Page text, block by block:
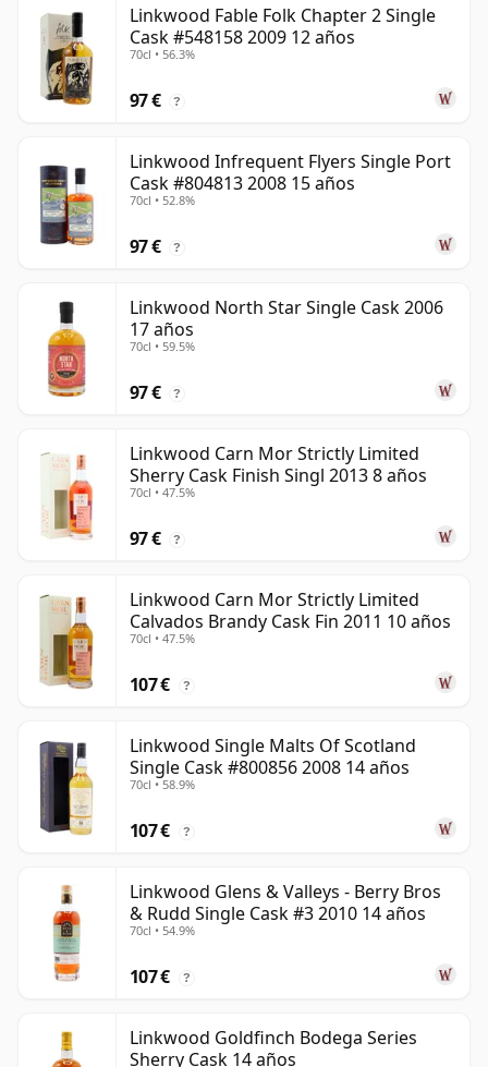
Linkwood Fable Folk Chapter 2 Single
Cask #548158 2009 12 años
70cl • 56.3%
97 € ?
Linkwood Infrequent Flyers Single Port
Cask #804813 2008 15 años
70cl • 52.8%
97 € ?
Linkwood North Star Single Cask 2006
17 años
70cl • 59.5%
97 € ?
Linkwood Carn Mor Strictly Limited
Sherry Cask Finish Singl 2013 8 años
70cl • 47.5%
97 € ?
Linkwood Carn Mor Strictly Limited
Calvados Brandy Cask Fin 2011 10 años
70cl • 47.5%
107 € ?
Linkwood Single Malts Of Scotland
Single Cask #800856 2008 14 años
70cl • 58.9%
107 € ?
Linkwood Glens & Valleys - Berry Bros
& Rudd Single Cask #3 2010 14 años
70cl • 54.9%
107 € ?
Linkwood Goldfinch Bodega Series
Sherry Cask 14 años